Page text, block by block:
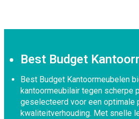
Best Budget
Best Budget Kantoormeubelen
kantoormeubilair tegen scherpe
geselecteerd voor een optimale
kwaliteitverhouding. Met snelle